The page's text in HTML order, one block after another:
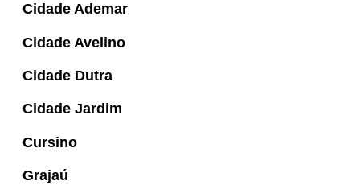
Cidade Ademar
Cidade Avelino
Cidade Dutra
Cidade Jardim
Cursino
Grajaú